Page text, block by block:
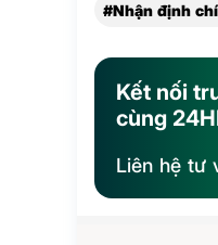
#Nhận định
Kết nối
cùng
Liên hệ tư